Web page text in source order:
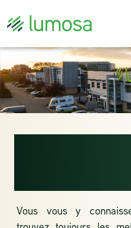
Vous vous y